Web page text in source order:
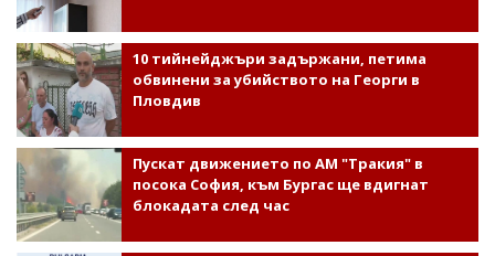
10 тийнейджъри задържани, петима
обвинени за убийството на Георги в
Пловдив
Пускат движението по АМ "Тракия" в
посока София, към Бургас ще вдигнат
блокадата след час